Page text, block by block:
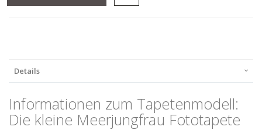
Details
Informationen zum Tapetenmodell:
Die kleine Meerjungfrau Fototapete